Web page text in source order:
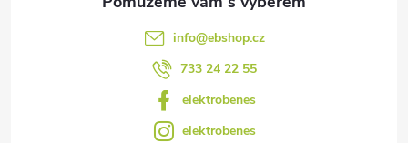
info@ebshop.cz
733 24 22 55
elektrobenes
elektrobenes